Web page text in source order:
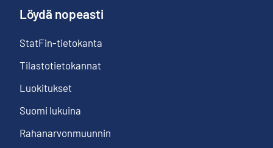
Löydä nopeasti
StatFin-tietokanta
Tilastotietokannat
Luokitukset
Suomi lukuina
Rahanarvonmuunnin